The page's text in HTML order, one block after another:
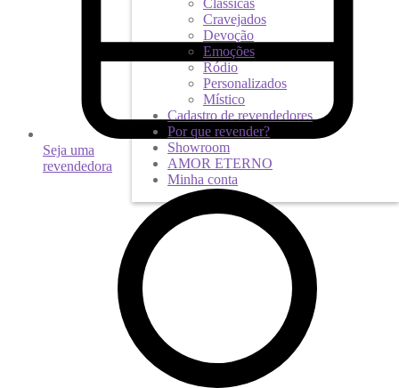
Seja uma
revendedora
Clássicas
Cravejados
Devoção
Emoções
Ródio
Personalizados
Místico
Cadastro de revendedores
Por que revender?
Showroom
AMOR ETERNO
Minha conta